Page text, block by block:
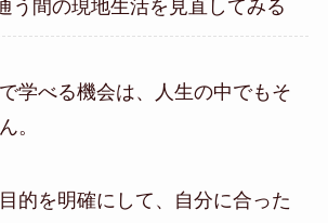
う間の現地生活を見直してみる
学べる機会は、人生の中でもそ
。
的を明確にして、自分に合った